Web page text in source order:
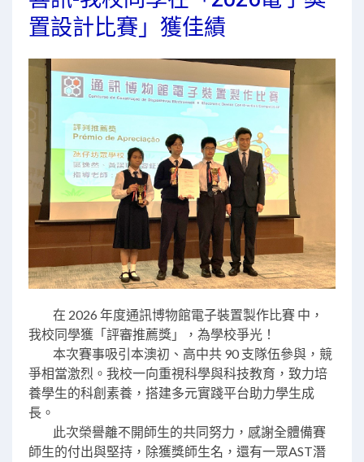
置設計比賽」獲佳績
在 2026 年度通訊博物館電子裝置製作比賽 中，
我校同學獲「評審推薦獎」，為學校爭光！
本次賽事吸引本澳初、高中共 90 支隊伍參與，競
爭相當激烈。我校一向重視科學與科技教育，致力培
養學生的科創素養，搭建多元實踐平台助力學生成
長。
此次榮譽離不開師生的共同努力，感謝全體備賽
師生的付出與堅持，除獲獎師生名，還有一眾AST潛